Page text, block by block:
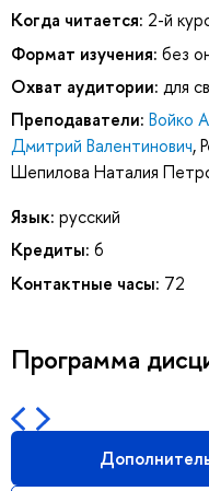
Когда читается: 2-й
Формат изучения: без
Охват аудитории: для
Преподаватели: Войко
Дмитрий Валентинович,
Шепилова Наталия
Язык: русский
Кредиты: 6
Контактные часы: 72
Программа